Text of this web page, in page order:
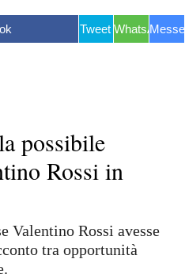
Tweet WhatsApp
possibile
Rossi in
Valentino Rossi avesse
tra opportunità